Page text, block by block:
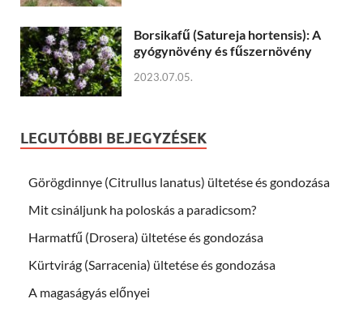
Borsikafű (Satureja hortensis): A
gyógynövény és fűszernövény
2023.07.05.
LEGUTÓBBI BEJEGYZÉSEK
Görögdinnye (Citrullus lanatus) ültetése és gondozása
Mit csináljunk ha poloskás a paradicsom?
Harmatfű (Drosera) ültetése és gondozása
Kürtvirág (Sarracenia) ültetése és gondozása
A magaságyás előnyei